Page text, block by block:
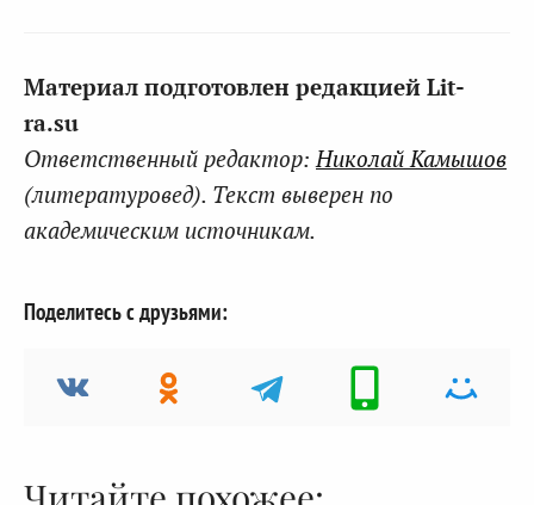
Материал подготовлен редакцией Lit-
ra.su
Ответственный редактор: Николай Камышов
(литературовед). Текст выверен по
академическим источникам.
Поделитесь с друзьями:
Читайте похожее: